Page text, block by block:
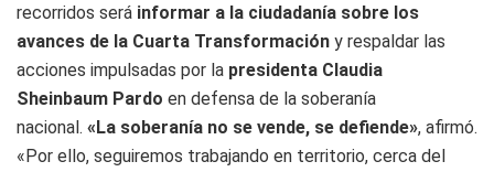
recorridos será informar a la ciudadanía sobre los
avances de la Cuarta Transformación y respaldar las
acciones impulsadas por la presidenta Claudia
Sheinbaum Pardo en defensa de la soberanía
nacional. «La soberanía no se vende, se defiende», afirmó.
«Por ello, seguiremos trabajando en territorio, cerca del